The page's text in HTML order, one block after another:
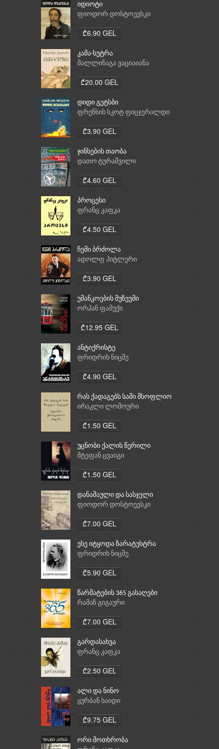
იდიოტი
ფიოდორ დოსტოევსკი
₾6.90 GEL
კამა-სუტრა
მალლინაგა ვაციაიანა
₾20.00 GEL
დიდი გეტსბი
ფრენსის სკოტ ფიცჯერალდი
₾3.90 GEL
ჯინსების თაობა
დათო ტურაშვილი
₾4.60 GEL
პროცესი
ფრანც კაფკა
₾4.50 GEL
ჩემი ბრძოლა
ადოლფ ჰიტლერი
₾3.90 GEL
უმანკოების მუზეუმი
ორჰან ფამუქი
₾12.95 GEL
ანტიქრისტე
ფრიდრიხ ნიცშე
₾4.90 GEL
რას ქადაგებს სამი მსოფლიო
რელიგია: ბუდიზმი,
ირაკლი ლომოური
₾1.50 GEL
უცნობი ქალის წერილი
შტეფან ცვაიგი
₾1.50 GEL
დანაშაული და სასჯელი
ფიოდორ დოსტოევსკი
₾7.00 GEL
ესე იტყოდა ზარატუსტრა
ფრიდრიხ ნიცშე
₾5.90 GEL
წარმატების 365 გასაღები
რამაზ გიგაური
₾7.00 GEL
გარდასახვა
ფრანც კაფკა
₾2.50 GEL
ალი და ნინო
ყურბან საიდი
₾9.75 GEL
ორი მოთხრობა